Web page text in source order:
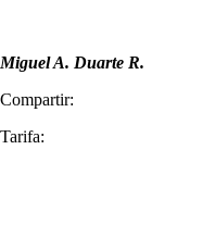
Miguel A. Duarte R.
Compartir:
Tarifa: